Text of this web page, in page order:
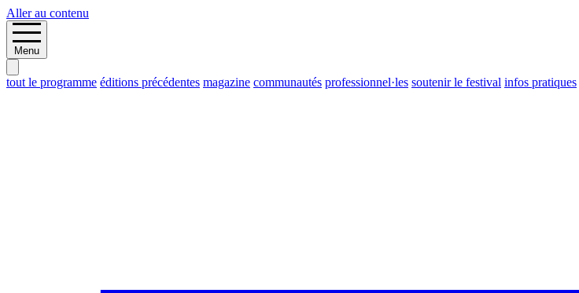
Aller au contenu
Menu
tout le programme éditions précédentes magazine communautés professionnel·les soutenir le festival infos pratiques